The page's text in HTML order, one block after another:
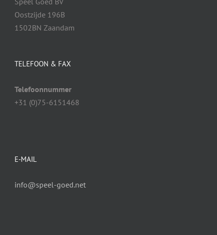
Oostzijde 196B
1502BN Zaandam
TELEFOON & FAX
Telefoonnummer
+31 (0)75-6151468
E-MAIL
info@speel-goed.net